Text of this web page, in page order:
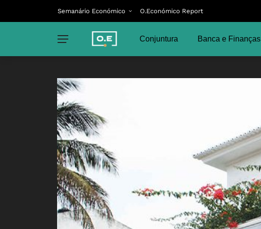
Semanário Económico O.Económico Report
Conjuntura Banca e Finanças